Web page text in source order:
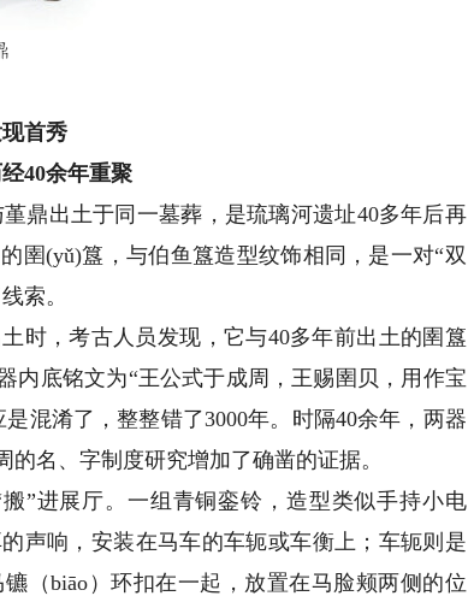
首秀
40余年重聚
出土于同一墓葬，是琉璃河遗址40多年后再
圉(yǔ)簋，与伯鱼簋造型纹饰相同，是一对“双
索。
，考古人员发现，它与40多年前出土的圉簋
内底铭文为“王公式于成周，王赐圉贝，用作宝
混淆了，整整错了3000年。时隔40余年，两器
名、字制度研究增加了确凿的证据。
进展厅。一组青铜銮铃，造型类似手持小电
声响，安装在马车的车轭或车衡上；车轭则是
（biāo）环扣在一起，放置在马脸颊两侧的位